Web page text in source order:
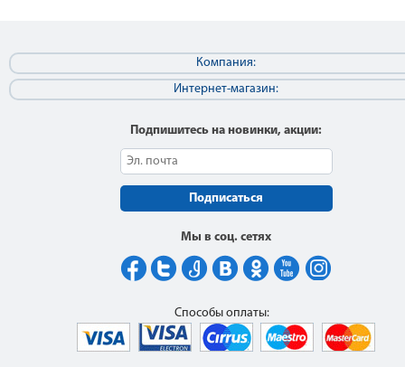
Компания:
Интернет-магазин:
Подпишитесь на новинки, акции:
Подписаться
Мы в соц. сетях
Способы оплаты: